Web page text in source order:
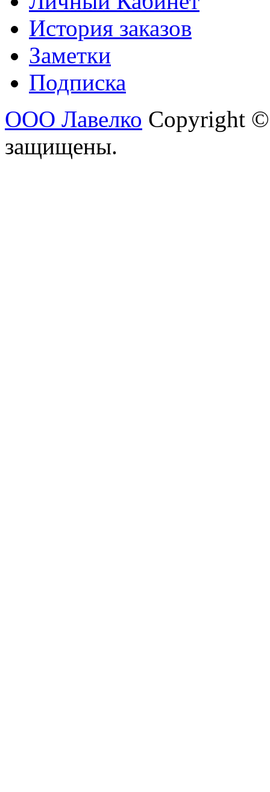
История заказов
Заметки
Подписка
ООО Лавелко Copyright ©
защищены.